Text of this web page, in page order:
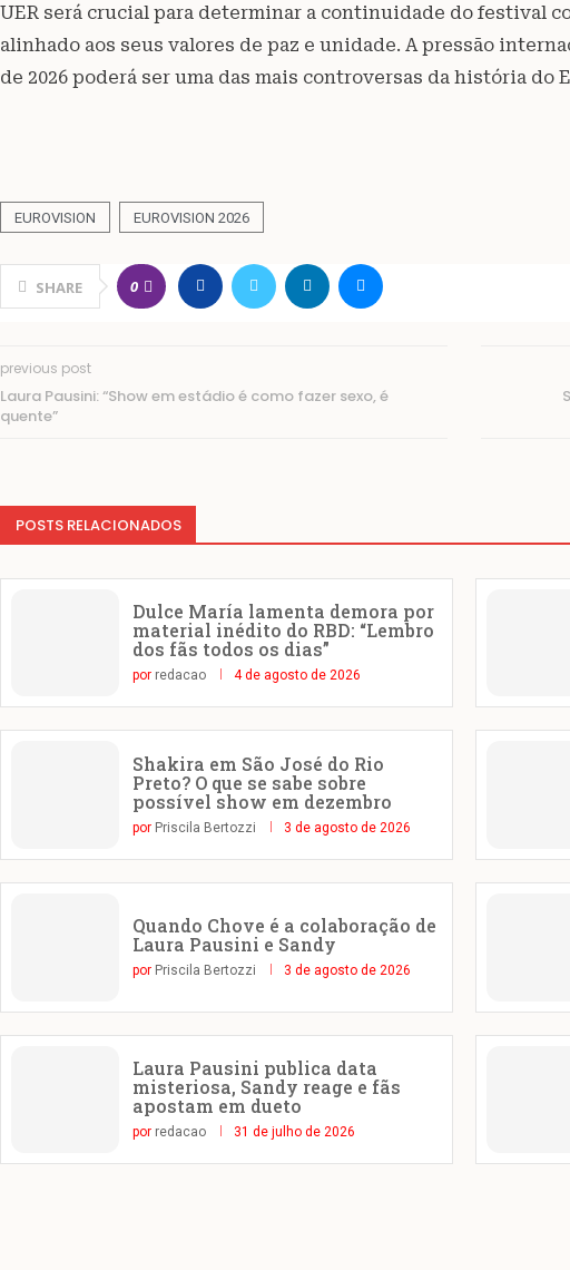
UER será crucial para determinar a continuidade do festival
alinhado aos seus valores de paz e unidade. A pressão
de 2026 poderá ser uma das mais controversas da história do
EUROVISION EUROVISION 2026
SHARE 0
previous post
Laura Pausini: “Show em estádio é como fazer sexo, é
quente”
POSTS RELACIONADOS
Dulce María lamenta demora por
material inédito do RBD: “Lembro
dos fãs todos os dias”
por redacao 4 de agosto de 2026
Shakira em São José do Rio
Preto? O que se sabe sobre
possível show em dezembro
por Priscila Bertozzi 3 de agosto de 2026
Quando Chove é a colaboração de
Laura Pausini e Sandy
por Priscila Bertozzi 3 de agosto de 2026
Laura Pausini publica data
misteriosa, Sandy reage e fãs
apostam em dueto
por redacao 31 de julho de 2026